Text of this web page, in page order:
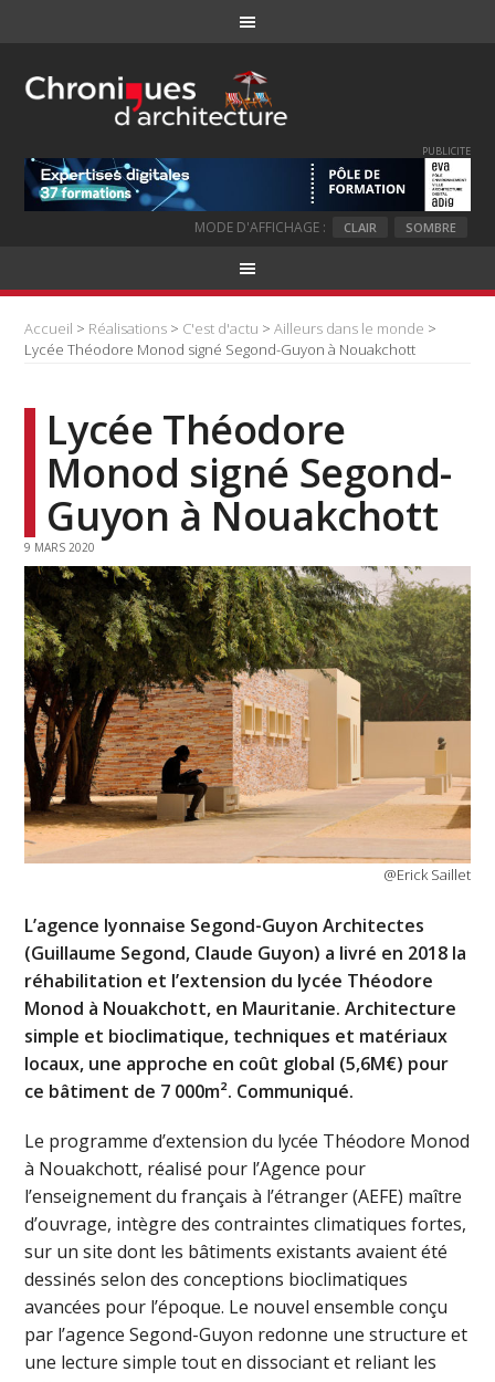
PUBLICITE
MODE D'AFFICHAGE : CLAIR SOMBRE
Accueil > Réalisations > C'est d'actu >Ailleurs dans le monde >
Lycée Théodore Monod signé Segond-Guyon à Nouakchott
Lycée Théodore
Monod signé Segond-
Guyon à Nouakchott
9 MARS 2020
@Erick Saillet
L’agence lyonnaise Segond-Guyon Architectes
(Guillaume Segond, Claude Guyon) a livré en 2018 la
réhabilitation et l’extension du lycée Théodore
Monod à Nouakchott, en Mauritanie. Architecture
simple et bioclimatique, techniques et matériaux
locaux, une approche en coût global (5,6M€) pour
ce bâtiment de 7 000m². Communiqué.
Le programme d’extension du lycée Théodore Monod
à Nouakchott, réalisé pour l’Agence pour
l’enseignement du français à l’étranger (AEFE) maître
d’ouvrage, intègre des contraintes climatiques fortes,
sur un site dont les bâtiments existants avaient été
dessinés selon des conceptions bioclimatiques
avancées pour l’époque. Le nouvel ensemble conçu
par l’agence Segond-Guyon redonne une structure et
une lecture simple tout en dissociant et reliant les